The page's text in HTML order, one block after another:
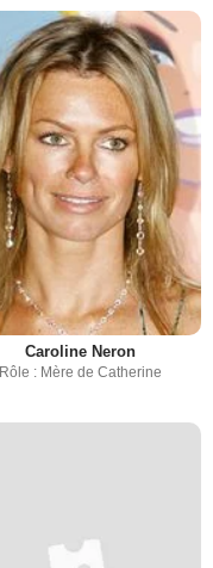
Caroline Neron
Rôle : Mère de Catherine